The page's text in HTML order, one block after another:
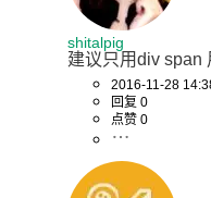
shitalpig
建议只用div span
2016-11-28
回复 0
点赞 0